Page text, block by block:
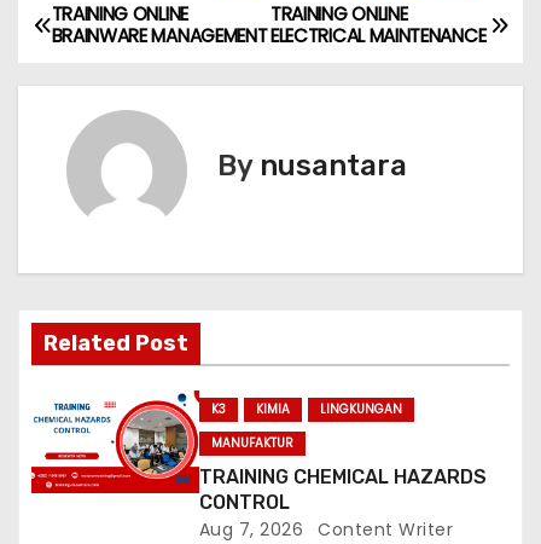
P
o
a
v
g
a
TRAINING ONLINE
ELECTRICAL MAINTENANCE
TRAINING ONLINE
BRAINWARE MANAGEMENT
By nusantara
Related Post
K3 KIMIA
LINGKUNGAN
MANUFAKTUR
TRAINING CHEMICAL HAZARDS
CONTROL
Aug 7, 2026
Content Writer